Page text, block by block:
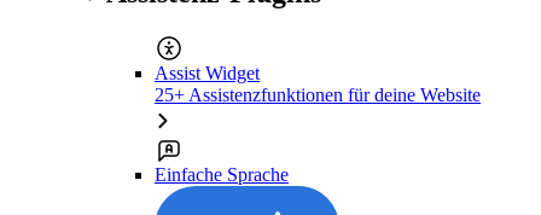
Assist Widget
25+ Assistenzfunktionen für deine Website
Einfache Sprache